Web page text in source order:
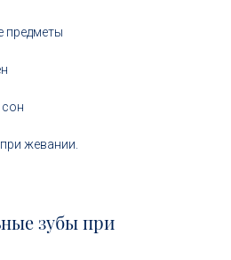
предметы
жевании.
зубы при